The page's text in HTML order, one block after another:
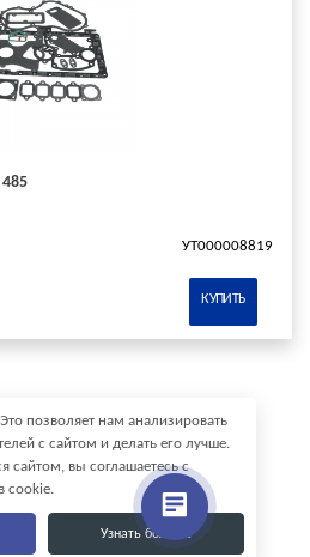
УТ000008819
КУПИТЬ
позволяет нам анализировать
с сайтом и делать его лучше.
сайтом, вы соглашаетесь с
cookie.
Узнать больше